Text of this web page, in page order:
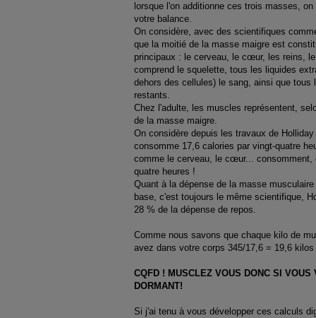
lorsque l'on additionne ces trois masses,
votre balance.
On considère, avec des scientifiques
que la moitié de la masse maigre est
principaux : le cerveau, le cœur, les reins,
comprend le squelette, tous les liquides
dehors des cellules) le sang, ainsi que
restants.
Chez l'adulte, les muscles représentent,
de la masse maigre.
On considère depuis les travaux de
consomme 17,6 calories par vingt-quatre
comme le cerveau, le cœur... consomment,
quatre heures !
Quant à la dépense de la masse
base, c'est toujours le même scientifique,
28 % de la dépense de repos.
Comme nous savons que chaque kilo de
avez dans votre corps 345/17,6 = 19,6
CQFD ! MUSCLEZ VOUS DONC SI
DORMANT!
Si j'ai tenu à vous développer ces calculs